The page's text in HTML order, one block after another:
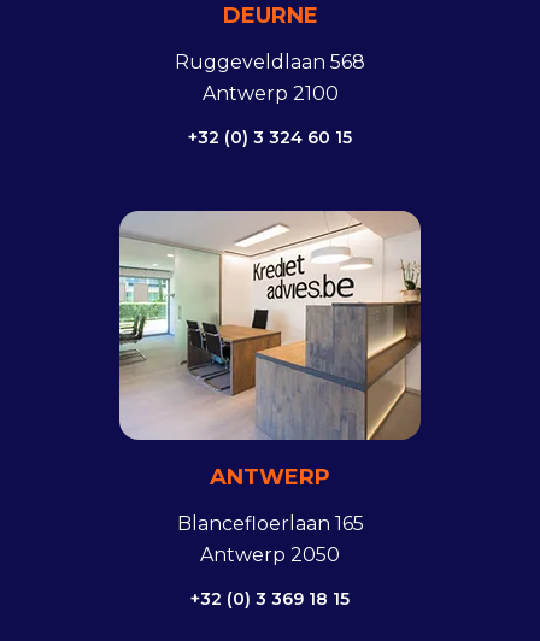
DEURNE
Ruggeveldlaan 568
Antwerp 2100
+32 (0) 3 324 60 15
ANTWERP
Blancefloerlaan 165
Antwerp 2050
+32 (0) 3 369 18 15